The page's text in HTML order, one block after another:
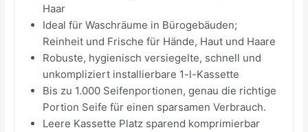
Haar
Ideal für Waschräume in Bürogebäuden;
Reinheit und Frische für Hände, Haut und Haare
Robuste, hygienisch versiegelte, schnell und
unkompliziert installierbare 1-l-Kassette
Bis zu 1.000 Seifenportionen, genau die richtige
Portion Seife für einen sparsamen Verbrauch.
Leere Kassette Platz sparend komprimierbar